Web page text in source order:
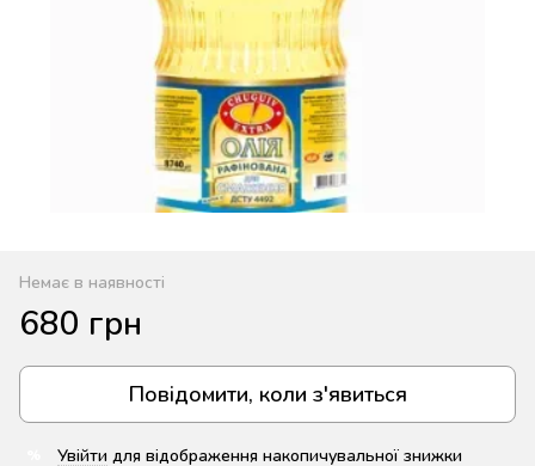
Немає в наявності
680 грн
Повідомити, коли з'явиться
Увійти для відображення накопичувальної знижки